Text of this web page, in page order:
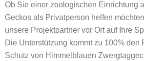
Ob Sie einer zoologischen Einrichtung
Geckos als Privatperson helfen
unsere Projektpartner vor Ort auf Ihre
Die Unterstützung kommt zu 100% den
Schutz von Himmelblauen